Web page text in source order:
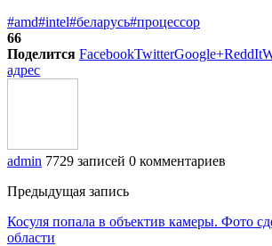
#amd#intel#беларусь#процессор
66
Поделится FacebookTwitterGoogle+ReddIt
адрес
admin 7729 записей 0 комментариев
Предыдущая запись
Косуля попала в объектив камеры. Фото
области